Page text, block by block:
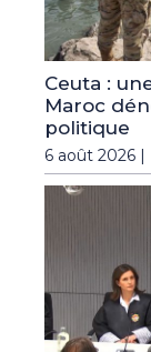
Ceuta :
Maroc
politique
6 août 2026 |